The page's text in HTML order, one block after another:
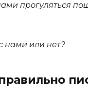
прогуляться
нами или нет?